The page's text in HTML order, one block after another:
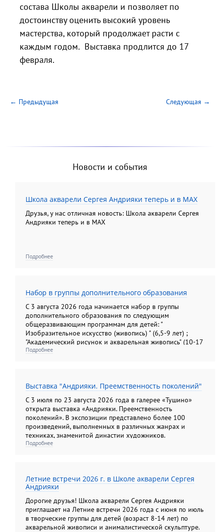
состава Школы акварели и позволяет по
достоинству оценить высокий уровень
мастерства, который продолжает расти с
каждым годом. Выставка продлится до 17
февраля.
← Предыдущая Следующая →
Новости и события
Школа акварели Сергея Андрияки теперь и в MAX
Друзья, у нас отличная новость: Школа акварели Сергея
Андрияки теперь и в MAX
Подробнее
Набор в группы дополнительного образования
С 3 августа 2026 года начинается набор в группы
дополнительного образования по следующим
общеразвивающим программам для детей: "
Изобразительное искусство (живопись) " (6,5-9 лет) ;
"Академический рисунок и акварельная живопись" (10-17
лет); "Изобразительное искусство (рисунок, живопись,
живопись"; " Колористический натюрморт";
изображения на бумаге"; "Композиционный портрет"
Подробнее
Выставка "Андрияки. Преемственность поколений"
С 3 июля по 23 августа 2026 года в галерее «Тушино»
открыта выставка «Андрияки. Преемственность
поколений». В экспозиции представлено более 100
произведений, выполненных в различных жанрах и
техниках, знаменитой династии художников.
Подробнее
Летние встречи 2026 г. в Школе акварели Сергея
Андрияки
Дорогие друзья! Школа акварели Сергея Андрияки
приглашает на Летние встречи 2026 года с июня по июль
в творческие группы для детей (возраст 8-14 лет) по
акварельной живописи и анималистической скульптуре.